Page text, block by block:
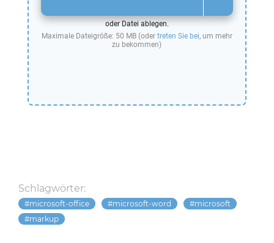
oder Datei ablegen.
Maximale Dateigröße: 50 MB (oder treten Sie bei, um mehr
zu bekommen)
Schlagwörter:
microsoft-office microsoft-word
microsoft
markup